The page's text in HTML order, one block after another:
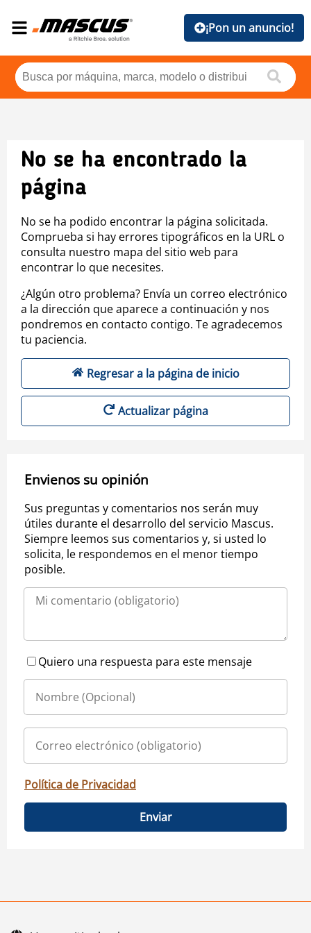
¡Pon un anuncio!
No se ha encontrado la
página
No se ha podido encontrar la página solicitada.
Comprueba si hay errores tipográficos en la URL o
consulta nuestro mapa del sitio web para
encontrar lo que necesites.
¿Algún otro problema? Envía un correo electrónico
a la dirección que aparece a continuación y nos
pondremos en contacto contigo. Te agradecemos
tu paciencia.
Regresar a la página de inicio
Actualizar página
Envienos su opinión
Sus preguntas y comentarios nos serán muy
útiles durante el desarrollo del servicio Mascus.
Siempre leemos sus comentarios y, si usted lo
solicita, le respondemos en el menor tiempo
posible.
Quiero una respuesta para este mensaje
Política de Privacidad
Enviar